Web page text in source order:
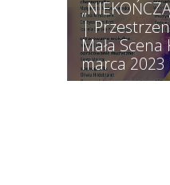
|
Mała
marca